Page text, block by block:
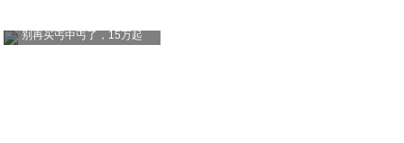
别再买丐中丐了，15万起